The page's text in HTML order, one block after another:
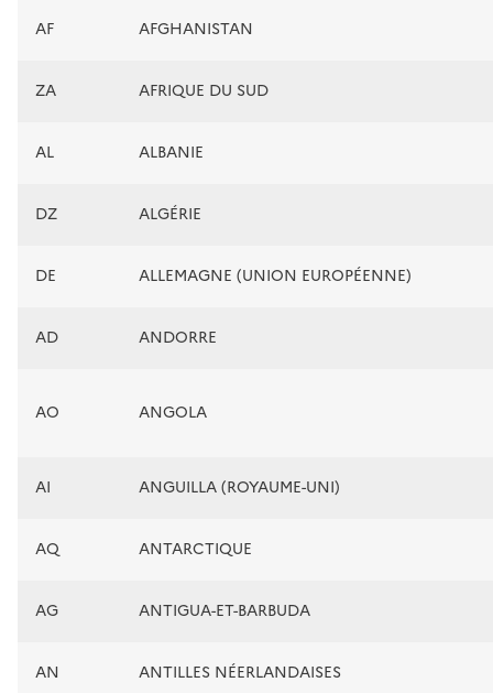
AF AFGHANISTAN
ZA AFRIQUE DU SUD
AL ALBANIE
DZ ALGÉRIE
DE ALLEMAGNE (UNION EUROPÉENNE)
AD ANDORRE
AO ANGOLA
AI ANGUILLA (ROYAUME-UNI)
AQ ANTARCTIQUE
AG ANTIGUA-ET-BARBUDA
AN ANTILLES NÉERLANDAISES